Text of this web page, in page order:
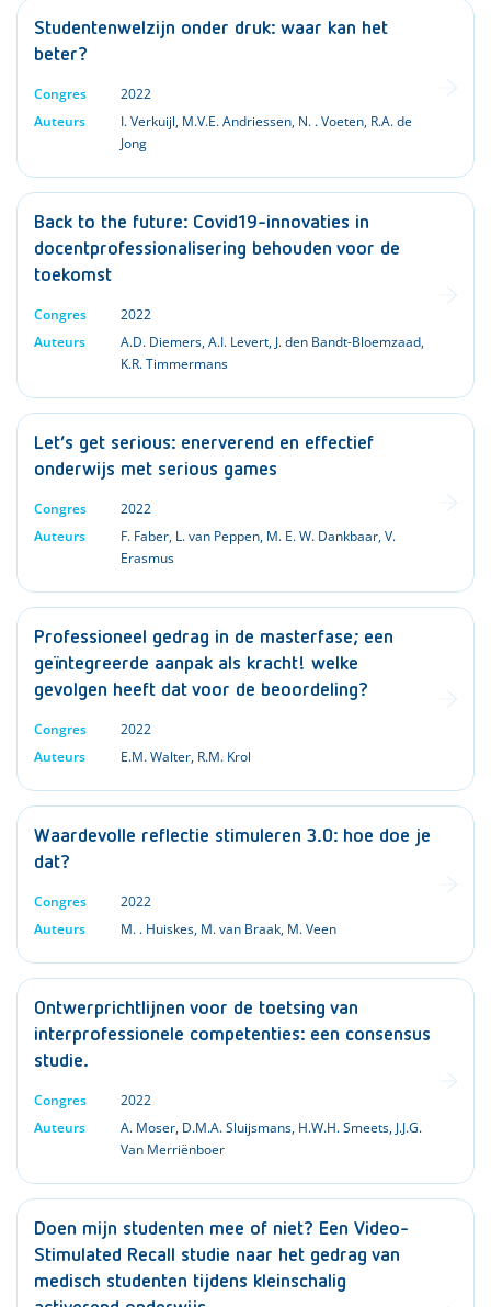
Studentenwelzijn onder druk: waar kan het
beter?
Congres
2022
Auteurs
I. Verkuijl, M.V.E. Andriessen, N. . Voeten, R.A. de
Jong
Back to the future: Covid19-innovaties in
docentprofessionalisering behouden voor de
toekomst
Congres
2022
Auteurs
A.D. Diemers,A.I. Levert, J. den Bandt-Bloemzaad,
K.R. Timmermans
Let’s get serious: enerverend en effectief
onderwijs met serious games
Congres
2022
Auteurs
F. Faber, L. van Peppen, M. E. W. Dankbaar,V.
Erasmus
Professioneel gedrag in de masterfase; een
geïntegreerde aanpak als kracht! welke
gevolgen heeft dat voor de beoordeling?
Congres
2022
Auteurs
E.M. Walter, R.M. Krol
Waardevolle reflectie stimuleren 3.0: hoe doe je
dat?
Congres
2022
Auteurs
M. . Huiskes, M. van Braak, M. Veen
Ontwerprichtlijnen voor de toetsing van
interprofessionele competenties: een consensus
studie.
Congres
2022
Auteurs
A. Moser, D.M.A. Sluijsmans, H.W.H. Smeets, J.J.G.
Van Merriënboer
Doen mijn studenten mee of niet? Een Video-
Stimulated Recall studie naar het gedrag van
medisch studenten tijdens kleinschalig